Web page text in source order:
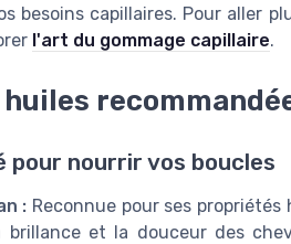
besoins capillaires. Pour aller
l'art du gommage capillaire.
huiles
pour nourrir vos boucles
: Reconnue pour ses
brillance et la douceur des